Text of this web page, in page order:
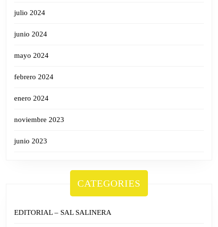
julio 2024
junio 2024
mayo 2024
febrero 2024
enero 2024
noviembre 2023
junio 2023
CATEGORIES
EDITORIAL – SAL SALINERA